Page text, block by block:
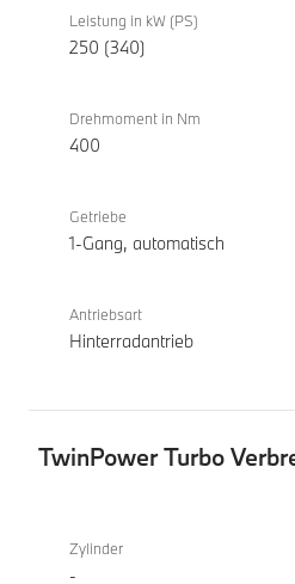
Leistung in kW (PS)
250 (340)
Drehmoment in Nm
400
Getriebe
1-Gang, automatisch
Antriebsart
Hinterradantrieb
TwinPower Turbo
Turbo
Verbrennungsmotor
eDrive40
Touring
Zylinder
-